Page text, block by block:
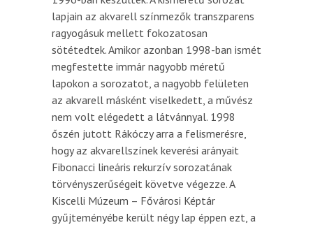
lapjain az akvarell színmezők transzparens
ragyogásuk mellett fokozatosan
sötétedtek. Amikor azonban 1998-ban ismét
megfestette immár nagyobb méretű
lapokon a sorozatot, a nagyobb felületen
az akvarell másként viselkedett, a művész
nem volt elégedett a látvánnyal. 1998
őszén jutott Rákóczy arra a felismerésre,
hogy az akvarellszínek keverési arányait
Fibonacci lineáris rekurzív sorozatának
törvényszerűségeit követve végezze. A
Kiscelli Múzeum – Fővárosi Képtár
gyűjteményébe került négy lap éppen ezt, a